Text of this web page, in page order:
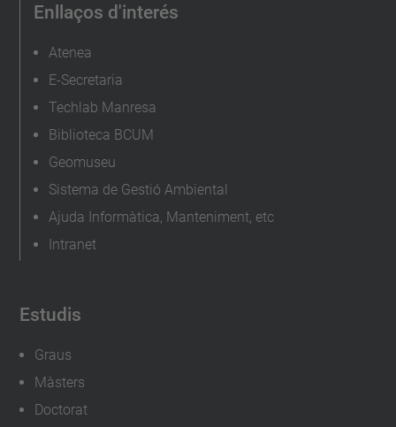
Estudis
Graus
Màsters
Doctorat
Enllaços d'interés
Atenea
E-Secretaria
Techlab Manresa
Biblioteca BCUM
Geomuseu
Sistema de Gestió Ambiental
Ajuda Informàtica, Manteniment, etc
Intranet